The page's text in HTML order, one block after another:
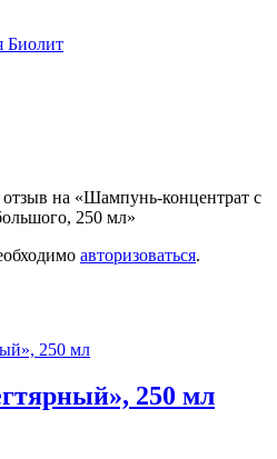
Биолит
отзыв на «Шампунь-концентрат с
250 мл»
авторизоваться.
250 мл